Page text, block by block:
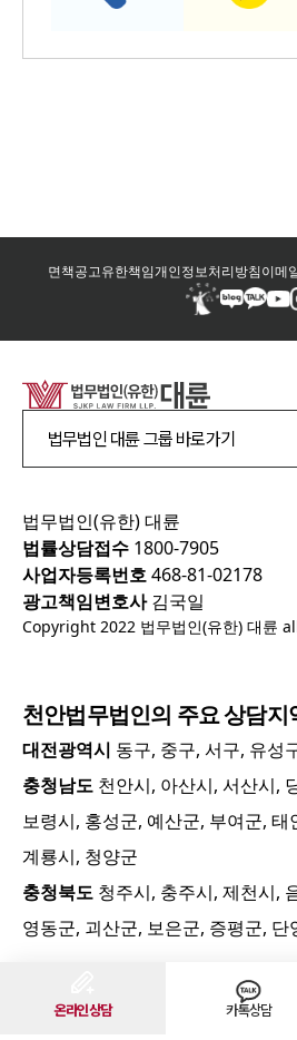
온라인상담 카톡상담
면책공고유한책임개인정보처리방침이메
법무법인 대륜 그룹 바로가기
법무법인(유한) 대륜
법률상담접수 1800-7905
사업자등록번호468-81-02178
광고책임변호사김국일
Copyright 2022 법무법인(유한) 대륜
천안법무법인의 주요 상담지
대전광역시 동구, 중구, 서구, 유성
충청남도 천안시, 아산시, 서산시,
보령시, 홍성군, 예산군, 부여군, 태
계룡시, 청양군
충청북도 청주시, 충주시, 제천시,
영동군, 괴산군, 보은군, 증평군, 단